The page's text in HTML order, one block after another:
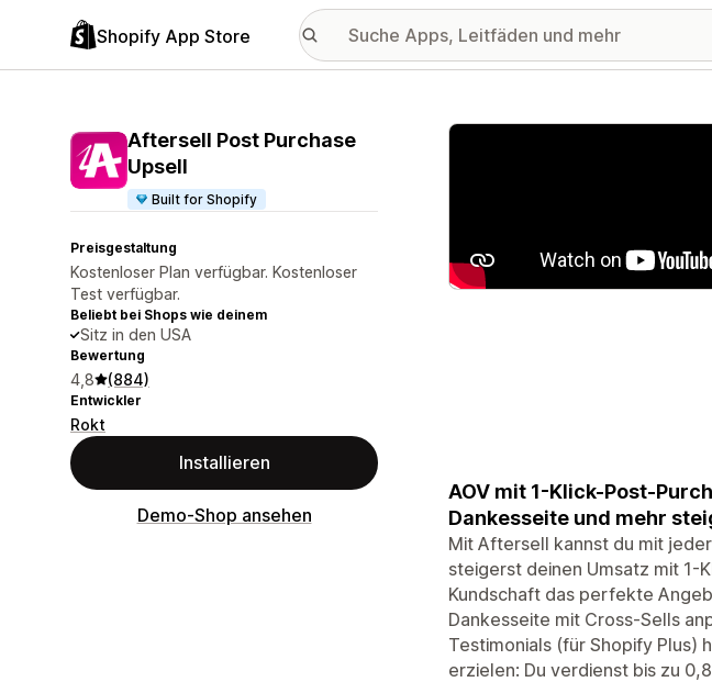
Shopify App Store
Aftersell Post Purchase
Upsell
Built for Shopify
Preisgestaltung
Kostenloser Plan verfügbar. Kostenloser
Test verfügbar.
Beliebt bei Shops wie deinem
Sitz in den USA
Bewertung
4,8 (884)
Entwickler
Rokt
Installieren
Demo-Shop ansehen
Vorgestellte Bildergalerie
AOV mit 1-Klick-Post-
Dankesseite und mehr
Mit Aftersell kannst du mit
steigerst deinen Umsatz mit 1-
Kundschaft das perfekte
Dankesseite mit Cross-Sells
Testimonials (für Shopify Plus)
erzielen: Du verdienst bis zu